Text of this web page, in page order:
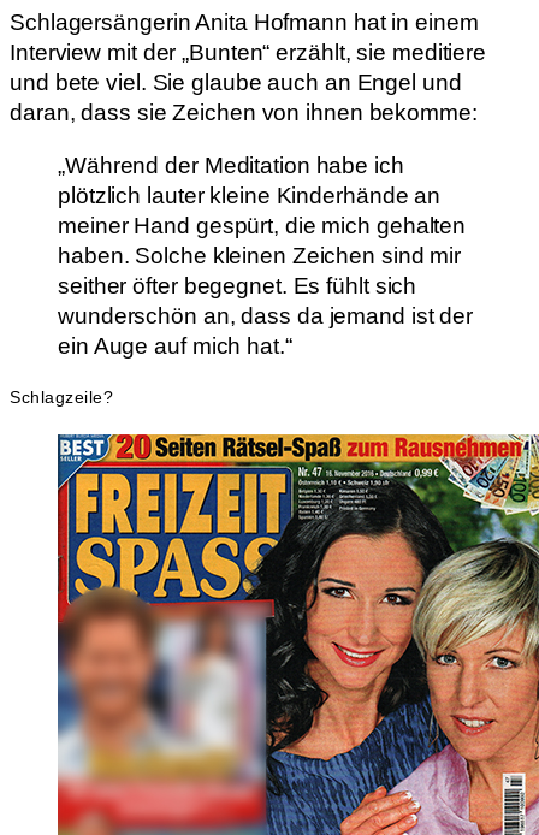
Schlagersängerin Anita Hofmann hat in einem
Interview mit der „Bunten“ erzählt, sie meditiere
und bete viel. Sie glaube auch an Engel und
daran, dass sie Zeichen von ihnen bekomme:
„Während der Meditation habe ich
plötzlich lauter kleine Kinderhände an
meiner Hand gespürt, die mich gehalten
haben. Solche kleinen Zeichen sind mir
seither öfter begegnet. Es fühlt sich
wunderschön an, dass da jemand ist der
ein Auge auf mich hat.“
Schlagzeile?